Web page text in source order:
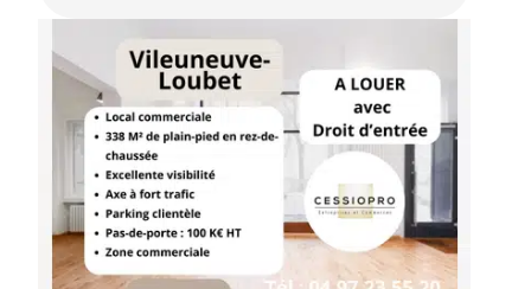
séjour/cuisine américaine, SDB et WC + 2 à 3
chambres en mezzanine. Projet de rooftop à
étudier. DAB : 280 K€ HAI Réf : NIC010935